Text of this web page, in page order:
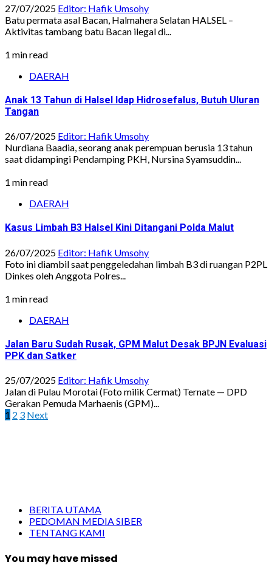
27/07/2025 Editor: Hafik Umsohy
Batu permata asal Bacan, Halmahera Selatan HALSEL –
Aktivitas tambang batu Bacan ilegal di...
1 min read
DAERAH
Anak 13 Tahun di Halsel Idap Hidrosefalus, Butuh Uluran
Tangan
26/07/2025 Editor: Hafik Umsohy
Nurdiana Baadia, seorang anak perempuan berusia 13 tahun
saat didampingi Pendamping PKH, Nursina Syamsuddin...
1 min read
DAERAH
Kasus Limbah B3 Halsel Kini Ditangani Polda Malut
26/07/2025 Editor: Hafik Umsohy
Foto ini diambil saat penggeledahan limbah B3 di ruangan P2PL
Dinkes oleh Anggota Polres...
1 min read
DAERAH
Jalan Baru Sudah Rusak, GPM Malut Desak BPJN Evaluasi
PPK dan Satker
25/07/2025 Editor: Hafik Umsohy
Jalan di Pulau Morotai (Foto milik Cermat) Ternate — DPD
Gerakan Pemuda Marhaenis (GPM)...
Paginasi
1 2 3 Next
BERITA UTAMA
PEDOMAN MEDIA SIBER
TENTANG KAMI
You may have missed